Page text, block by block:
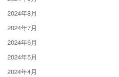
2024年8月
2024年7月
2024年6月
2024年5月
2024年4月